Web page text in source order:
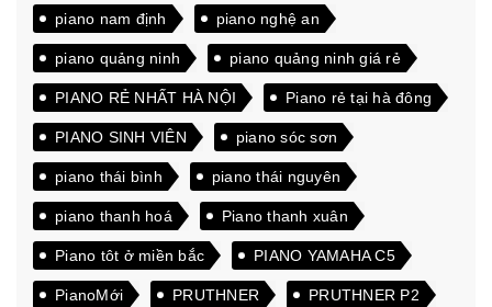
piano nam định piano nghệ an
piano quảng ninh piano quảng ninh giá rẻ
PIANO RẺ NHẤT HÀ NỘI Piano rẻ tại hà đông
PIANO SINH VIÊN piano sóc sơn
piano thái bình piano thái nguyên
piano thanh hoá Piano thanh xuân
Piano tôt ở miền bắc PIANO YAMAHA C5
PianoMới PRUTHNER PRUTHNER P2